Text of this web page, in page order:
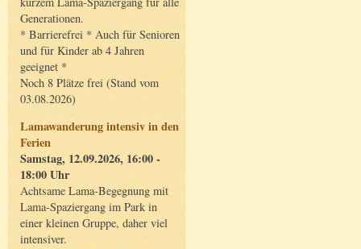
Generationen.
* Barrierefrei * Auch für Senioren
und für Kinder ab 4 Jahren
geeignet *
Noch 8 Plätze frei (Stand vom
03.08.2026)
Lamawanderung intensiv in den
Ferien
Samstag, 12.09.2026, 16:00 -
18:00 Uhr
Achtsame Lama-Begegnung mit
Lama-Spaziergang im Park in
einer kleinen Gruppe, daher viel
intensiver.